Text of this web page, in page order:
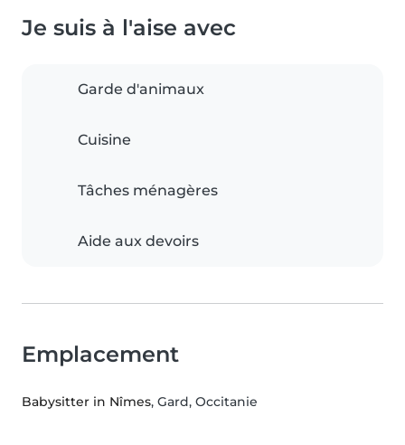
Je suis à l'aise avec
Garde d'animaux
Cuisine
Tâches ménagères
Aide aux devoirs
Emplacement
Babysitter in Nîmes, Gard, Occitanie